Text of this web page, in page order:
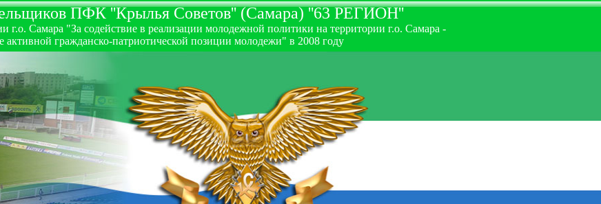
ПФК ''Крылья Советов'' (Самара) ''63 РЕГИОН''
Самара "За содействие в реализации молодежной политики на территории г.о. Самара -
гражданско-патриотической позиции молодежи" в 2008 году